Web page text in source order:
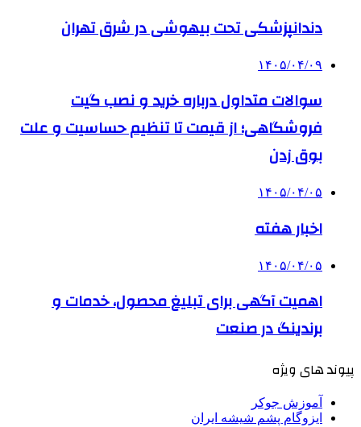
دندانپزشکی تحت بیهوشی در شرق تهران
۱۴۰۵/۰۴/۰۹
سوالات متداول درباره خرید و نصب گیت
فروشگاهی؛ از قیمت تا تنظیم حساسیت و علت
بوق زدن
۱۴۰۵/۰۴/۰۵
اخبار هفته
۱۴۰۵/۰۴/۰۵
اهمیت آگهی برای تبلیغ محصول، خدمات و
برندینگ در صنعت
پیوند های ویژه
آموزش جوکر
ایزوگام پشم شیشه ایران